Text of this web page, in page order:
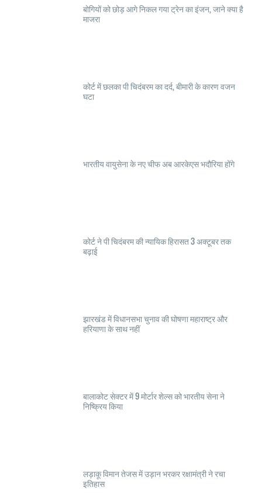
बोगियों को छोड़ आगे निकल गया ट्रेन का इंजन, जाने क्या है
माजरा
कोर्ट में छलका पी चिदंबरम का दर्द, बीमारी के कारण वजन
घटा
भारतीय वायुसेना के नए चीफ अब आरकेएस भदौरिया होंगे
कोर्ट ने पी चिदंबरम की न्यायिक हिरासत 3 अक्टूबर तक
बढ़ाई
झारखंड में विधानसभा चुनाव की घोषणा महाराष्ट्र और
हरियाणा के साथ नहीं
बालाकोट सेक्टर में 9 मोर्टार शेल्स को भारतीय सेना ने
निष्क्रिय किया
लड़ाकू विमान तेजस में उड़ान भरकर रक्षामंत्री ने रचा
इतिहास